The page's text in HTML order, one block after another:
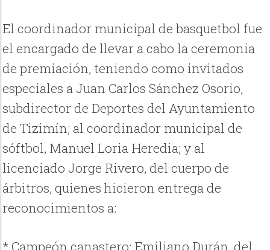
El coordinador municipal de basquetbol fue
el encargado de llevar a cabo la ceremonia
de premiación, teniendo como invitados
especiales a Juan Carlos Sánchez Osorio,
subdirector de Deportes del Ayuntamiento
de Tizimín; al coordinador municipal de
sóftbol, Manuel Loria Heredia; y al
licenciado Jorge Rivero, del cuerpo de
árbitros, quienes hicieron entrega de
reconocimientos a:
* Campeón canastero: Emiliano Durán, del